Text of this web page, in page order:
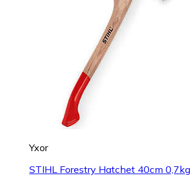
Yxor
STIHL Forestry Hatchet 40cm 0,7kg